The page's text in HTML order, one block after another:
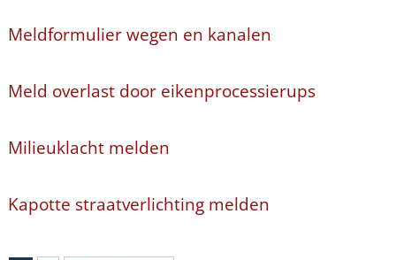
Meldformulier wegen en kanalen
Meld overlast door eikenprocessierups
Milieuklacht melden
Kapotte straatverlichting melden